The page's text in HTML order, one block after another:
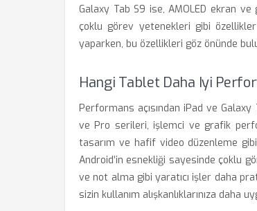
Galaxy Tab S9 ise, AMOLED ekran
çoklu görev yetenekleri gibi
yaparken, bu özellikleri göz önünde
Hangi Tablet Daha Iyi
Performans açısından iPad ve
ve Pro serileri, işlemci ve grafik
tasarım ve hafif video düzenleme
Android’in esnekliği sayesinde çoklu
ve not alma gibi yaratıcı işler daha
sizin kullanım alışkanlıklarınıza daha